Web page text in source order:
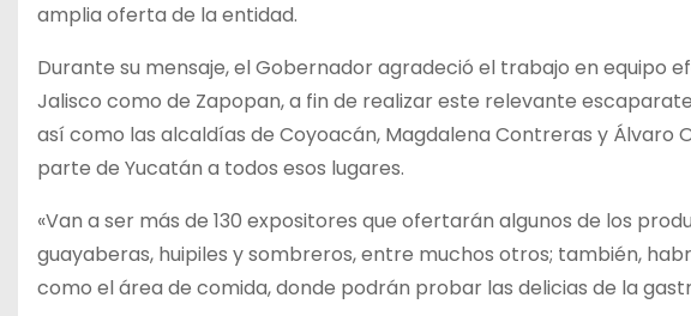
amplia oferta de la entidad.
Durante su mensaje, el Gobernador agradeció el trabajo en equipo
Jalisco como de Zapopan, a fin de realizar este relevante
así como las alcaldías de Coyoacán, Magdalena Contreras y Álvaro
parte de Yucatán a todos esos lugares.
«Van a ser más de 130 expositores que ofertarán algunos de los
guayaberas, huipiles y sombreros, entre muchos otros; también,
como el área de comida, donde podrán probar las delicias de la